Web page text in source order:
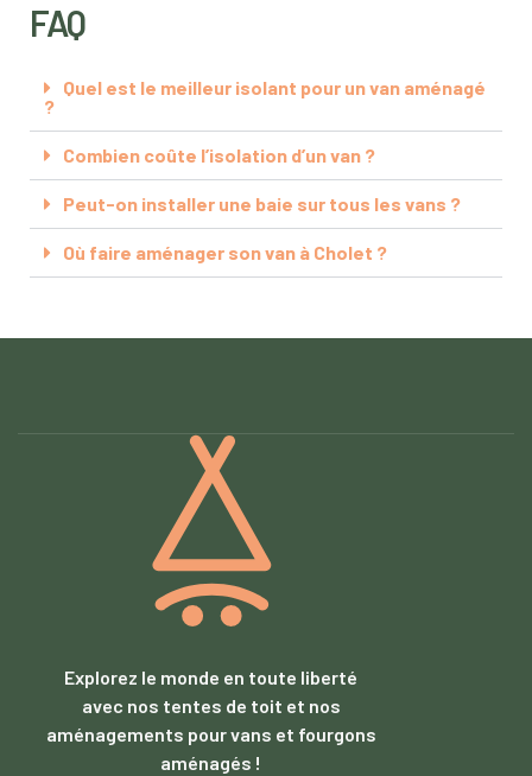
FAQ
Quel est le meilleur isolant pour un van aménagé
?
Combien coûte l’isolation d’un van ?
Peut-on installer une baie sur tous les vans ?
Où faire aménager son van à Cholet ?
Explorez le monde en toute liberté
avec nos tentes de toit et nos
aménagements pour vans et fourgons
aménagés !